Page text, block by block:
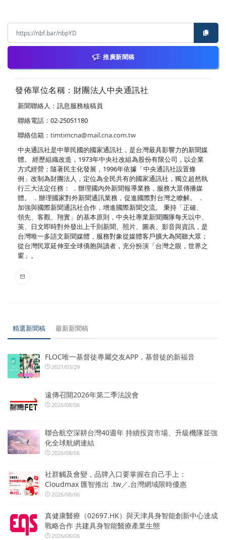
推廣新聞稿
發佈單位名稱：財團法人中央通訊社
新聞聯絡人：訊息服務核稿員
聯絡電話：02-25051180
聯絡信箱： timtimcna@mail.cna.com.tw
中央通訊社是中華民國的國家通訊社，是台灣最具影響力的新聞媒
體。 經歷組織改造，1973年中央社改組為股份有限公司，以企業
方式經營；隨著民主化發展，1996年依據「中央通訊社設置條
例」改制為財團法人，定位為全民共有的國家通訊社，獨立超然執
行三大法定任務： ．辦理國內外新聞報導業務，服務大眾傳播媒
體。 ．辦理國家對外新聞通訊業務，促進國際對台灣之瞭解。 ．
加強與國際新聞通訊社合作，增進國際新聞交流。 秉持「正確、
領先、客觀、翔實」的基本原則，中央社專業新聞團隊每天以中、
英、日文即時對外發出上千則新聞、照片、圖表、影音與資訊，是
台灣唯一多語文新聞媒體，服務對象從媒體客戶擴大為閱聽大眾；
從台灣民眾延伸至全球僑胞與讀者，充分扮演「台灣之眼，世界之
窗」。
精選新聞稿 最新新聞稿
FLOC唯一基督徒專屬交友APP，基督徒的新福音
2021/03/29
遠傳召開2026年第二季法說會
2026/08/06
聯合航空深耕台灣40週年 持續投資市場、升級機隊並強
化全球航網連結
2026/08/06
社群觸及會變，品牌入口要掌握在自己手上：
Cloudmax 匯智推出 .tw／.台灣網域限時優惠
2026/08/06
真健康醫療（02697.HK）與天津具身智能創新中心達成
戰略合作 共建具身智能醫療產業生態
2026/08/06